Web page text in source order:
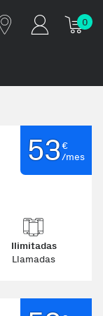
0
53€
/mes
Ilimitadas
Llamadas